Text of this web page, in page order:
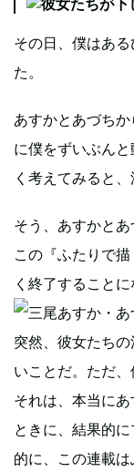
その日、僕はあ
た。
あすかとあづち
に僕をずいぶん
く考えてみると
そう、あすかとあ
この『ふたりで
く終了することに
突然、彼女たち
いことだ。ただ、
それは、本当に
ときに、結果的
的に、この連載